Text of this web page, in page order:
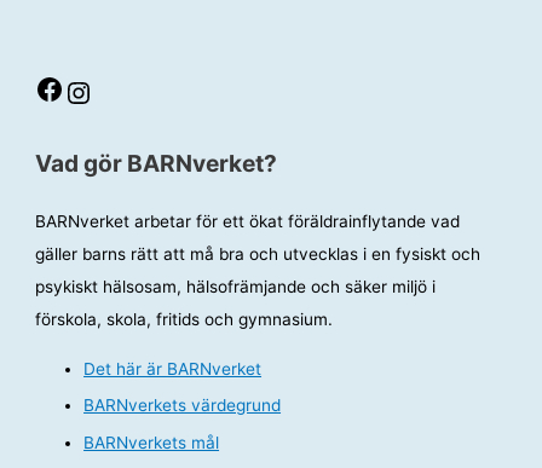
Facebook Instagram
Vad gör BARNverket?
BARNverket arbetar för ett ökat föräldrainflytande vad
gäller barns rätt att må bra och utvecklas i en fysiskt och
psykiskt hälsosam, hälsofrämjande och säker miljö i
förskola, skola, fritids och gymnasium.
Det här är BARNverket
BARNverkets värdegrund
BARNverkets mål